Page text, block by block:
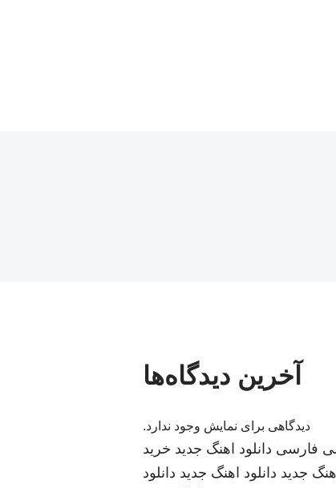
آخرین دیدگاه‌ها
دیدگاهی برای نمایش وجود ندارد.
فارسی دانلود اهنگ جدید خرید
جدید دانلود اهنگ جدید دانلود